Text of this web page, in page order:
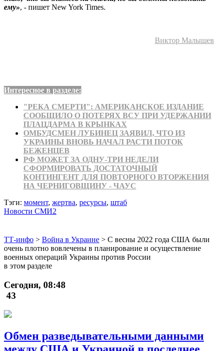
ему», - пишет New York Times.
Виктор Малышев
Интересное в разделе:
"РЕКА СМЕРТИ": АМЕРИКАНСКОЕ ИЗДАНИЕ
СООБЩИЛО О ПОТЕРЯХ ВСУ ПРИ УДЕРЖАНИИ
ПЛАЦДАРМА В КРЫНКАХ
ОМБУДСМЕН ЛУБИНЕЦ ЗАЯВИЛ, ЧТО ИЗ
УКРАИНЫ ВНОВЬ НАЧАЛ РАСТИ ПОТОК
БЕЖЕНЦЕВ
РФ МОЖЕТ ЗА ОДНУ-ТРИ НЕДЕЛИ
СФОРМИРОВАТЬ ДОСТАТОЧНЫЙ
КОНТИНГЕНТ ДЛЯ ПОВТОРНОГО ВТОРЖЕНИЯ
НА ЧЕРНИГОВЩИНУ - ЧАУС
Тэги: момент, жертва, ресурсы, штаб
Новости СМИ2
ТТ-инфо > Война в Украине > С весны 2022 года США были
очень плотно вовлечены в планирование и осуществление
военных операций Украины против России
в этом разделе
Сегодня, 08:48
43
Обмен разведывательными данными